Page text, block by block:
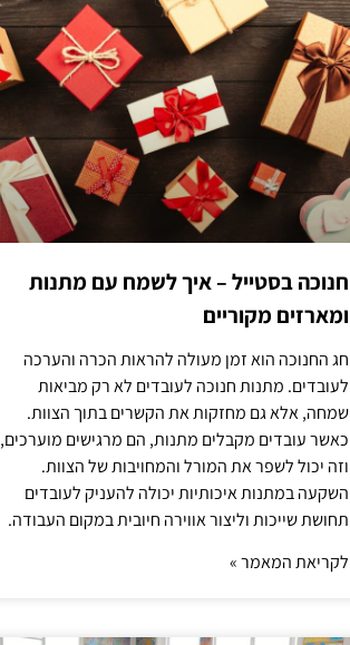
חנוכה בסטייל – איך לשמח עם מתנות
ומארזים מקוריים
חג החנוכה הוא זמן מעולה להראות הכרה והערכה
לעובדים. מתנות חנוכה לעובדים לא רק מביאות
שמחה, אלא גם מחזקות את הקשרים בתוך הצוות.
כאשר עובדים מקבלים מתנות, הם מרגישים מוערכים,
וזה יכול לשפר את המורל והמחויבות של הצוות.
השקעה במתנות איכותיות יכולה להעניק לעובדים
תחושת שייכות וליצור אווירה חיובית במקום העבודה.
לקריאת המאמר »